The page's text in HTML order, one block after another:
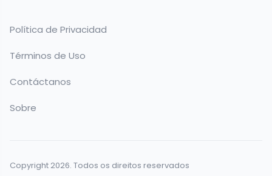
Política de Privacidad
Términos de Uso
Contáctanos
Sobre
Copyright 2026. Todos os direitos reservados